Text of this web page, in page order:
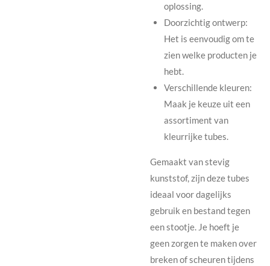
oplossing.
Doorzichtig ontwerp:
Het is eenvoudig om te
zien welke producten je
hebt.
Verschillende kleuren:
Maak je keuze uit een
assortiment van
kleurrijke tubes.
Gemaakt van stevig
kunststof, zijn deze tubes
ideaal voor dagelijks
gebruik en bestand tegen
een stootje. Je hoeft je
geen zorgen te maken over
breken of scheuren tijdens